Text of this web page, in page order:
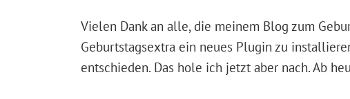
Vielen Dank an alle, die meinem Blog zum
Geburtstagsextra ein neues Plugin zu
entschieden. Das hole ich jetzt aber nach. Ab